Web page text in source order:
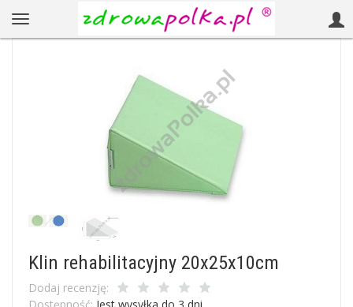
Klin rehabilitacyjny 20x25x10cm
Dodaj recenzję: